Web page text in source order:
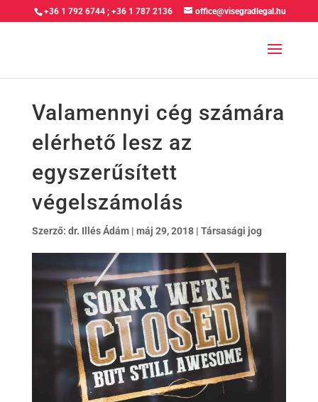
+36 1 792 6744 ;+36 1 787 2136 office@visegradlegal.hu
Valamennyi cég számára
elérhető lesz az
egyszerűsített
végelszámolás
Szerző: dr. Illés Ádám| máj 29, 2018| Társasági jog